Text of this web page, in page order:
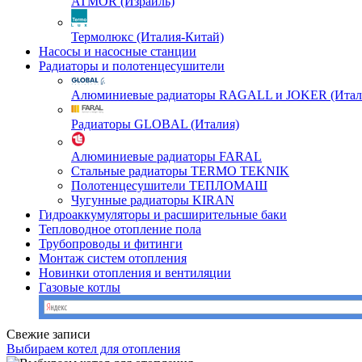
Термолюкс (Италия-Китай)
Насосы и насосные станции
Радиаторы и полотенцесушители
Алюминиевые радиаторы RAGALL и JOKER
Радиаторы GLOBAL (Италия)
Алюминиевые радиаторы FARAL
Стальные радиаторы TERMO TEKNIK
Полотенцесушители ТЕПЛОМАШ
Чугунные радиаторы KIRAN
Гидроаккумуляторы и расширительные баки
Тепловодное отопление пола
Трубопроводы и фитинги
Монтаж систем отопления
Новинки отопления и вентиляции
Газовые котлы
Свежие записи
Выбираем котел для отопления